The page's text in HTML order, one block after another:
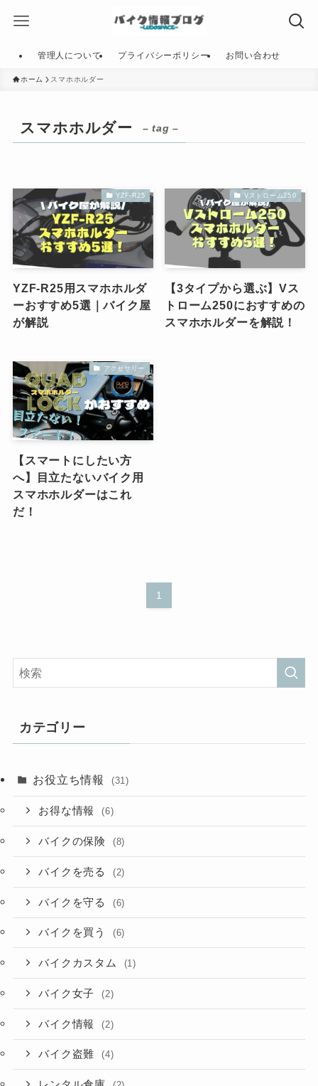
管理人について プライバシーポリシー お問い合わせ
ホーム スマホホルダー
スマホホルダー – tag –
YZF-R25
YZF-R25用スマホホルダ
ーおすすめ5選｜バイク屋
が解説
Vストローム250
【3タイプから選ぶ】Vス
トローム250におすすめの
スマホホルダーを解説！
アクセサリー
【スマートにしたい方
へ】目立たないバイク用
スマホホルダーはこれ
だ！
1
カテゴリー
お役立ち情報 (31)
お得な情報 (6)
バイクの保険 (8)
バイクを売る (2)
バイクを守る (6)
バイクを買う (6)
バイクカスタム (1)
バイク女子 (2)
バイク情報 (2)
バイク盗難 (4)